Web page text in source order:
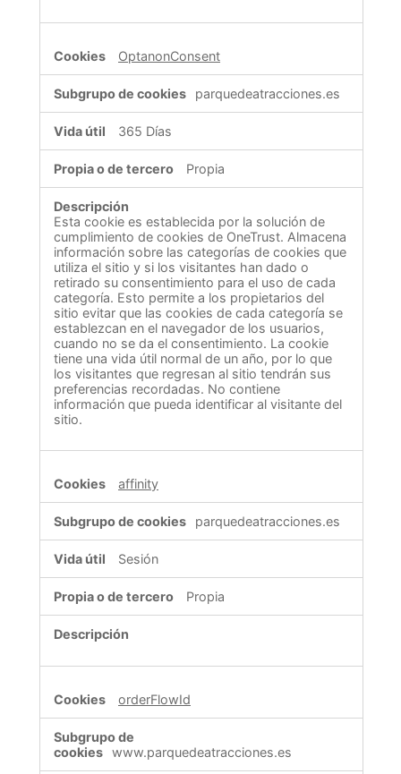
OptanonConsent
parquedeatracciones.es
365 Días
Propia
Esta cookie es establecida por la solución de
cumplimiento de cookies de OneTrust. Almacena
información sobre las categorías de cookies que
utiliza el sitio y si los visitantes han dado o
retirado su consentimiento para el uso de cada
categoría. Esto permite a los propietarios del
sitio evitar que las cookies de cada categoría se
establezcan en el navegador de los usuarios,
cuando no se da el consentimiento. La cookie
tiene una vida útil normal de un año, por lo que
los visitantes que regresan al sitio tendrán sus
preferencias recordadas. No contiene
información que pueda identificar al visitante del
sitio.
affinity
parquedeatracciones.es
Sesión
Propia
orderFlowId
www.parquedeatracciones.es